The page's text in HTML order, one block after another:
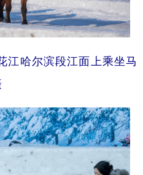
哈尔滨段江面上乘坐马